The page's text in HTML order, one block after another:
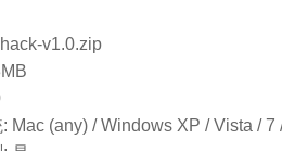
v1.0.zip
Mac (any) / Windows XP / Vista / 7